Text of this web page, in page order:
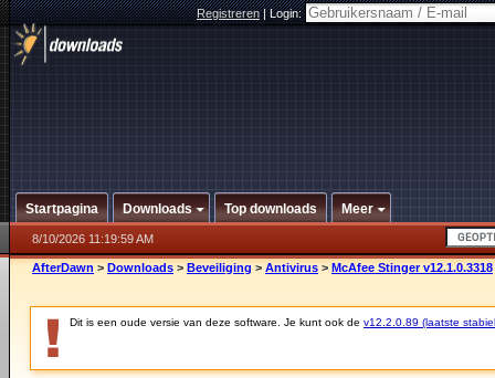
Registreren|Login:
Startpagina Downloads Top downloads Meer
8/10/2026 11:19:59 AM
AfterDawn > Downloads > Beveiliging > Antivirus > McAfee Stinger v12.1.0.3318
Dit is een oude versie van deze software. Je kunt ook de v12.2.0.89 (laatste